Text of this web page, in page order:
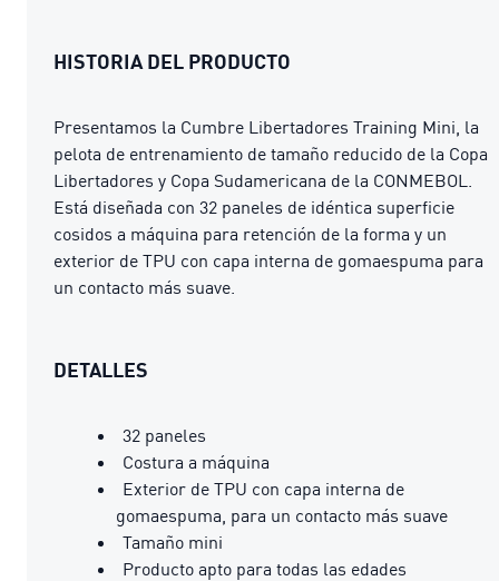
HISTORIA DEL PRODUCTO
Presentamos la Cumbre Libertadores Training Mini, la
pelota de entrenamiento de tamaño reducido de la Copa
Libertadores y Copa Sudamericana de la CONMEBOL.
Está diseñada con 32 paneles de idéntica superficie
cosidos a máquina para retención de la forma y un
exterior de TPU con capa interna de gomaespuma para
un contacto más suave.
DETALLES
32 paneles
Costura a máquina
Exterior de TPU con capa interna de
gomaespuma, para un contacto más suave
Tamaño mini
Producto apto para todas las edades